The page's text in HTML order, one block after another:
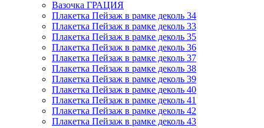
Вазочка ГРАЦИЯ
Плакетка Пейзаж в рамке деколь 34
Плакетка Пейзаж в рамке деколь 33
Плакетка Пейзаж в рамке деколь 35
Плакетка Пейзаж в рамке деколь 36
Плакетка Пейзаж в рамке деколь 37
Плакетка Пейзаж в рамке деколь 38
Плакетка Пейзаж в рамке деколь 39
Плакетка Пейзаж в рамке деколь 40
Плакетка Пейзаж в рамке деколь 41
Плакетка Пейзаж в рамке деколь 42
Плакетка Пейзаж в рамке деколь 43